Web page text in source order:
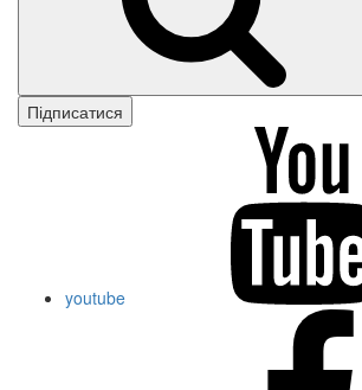
Підписатися
youtube